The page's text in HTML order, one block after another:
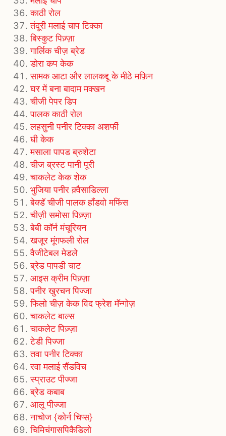
काठी रोल
तंदूरी मलाई चाप टिक्का
बिस्कुट पिज़्ज़ा
गार्लिक चीज़ ब्रेड
डोरा कप केक
सामक आटा और लालकद्दू के मीठे मफ़िन
घर में बना बादाम मक्खन
चीजी पेपर डिप
पालक काठी रोल
लहसुनी पनीर टिक्का अशर्फी
घी केक
मसाला पापड ब्रुशेटा
चीज ब्रस्ट पानी पूरी
चाकलेट केक शेक
भुजिया पनीर क़्वैसाडिल्ला
बेक्डॅ चीजी पालक हाँडवो मफिंस
चीज़ी समोसा पिज़्ज़ा
बेबी कॉर्न मंचूरियन
खजूर मूंगफली रोल
वैजीटेबल मेडले
ब्रेड पापडी चाट
आइस क्रीम पिज़्ज़ा
पनीर खुरचन पिज्जा
फिलो चीज़ केक विद फ्रेश मॅन्गोज़
चाकलेट बाल्स
चाकलेट पिज़्ज़ा
टेडी पिज्जा
तवा पनीर टिक्का
रवा मलाई सैंडविच
स्प्राउट पीज्जा
ब्रेड कबाब
आलू पीज्जा
नाचोज {कोर्न चिप्स}
चिमिचंगासपिकैडिलो